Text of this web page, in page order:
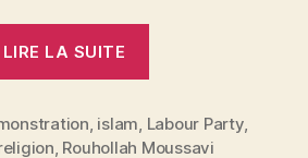
LIRE LA SUITE
be
, islam, Labour Party,
, Rouhollah Moussavi